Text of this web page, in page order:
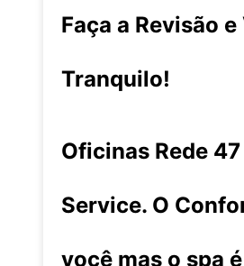
Faça a Revisão
Tranquilo!
Oficinas Rede
Service. O
você mas o spa